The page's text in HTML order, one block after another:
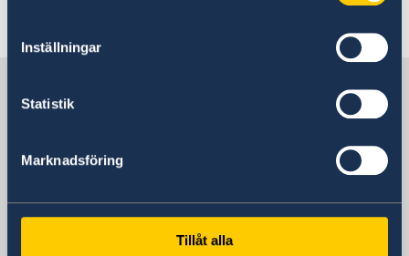
Inställningar
Statistik
Marknadsföring
Tillåt alla
Sveriges ambassad
Kenya, Nairobi